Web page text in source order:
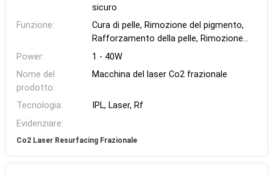
sicuro
Funzione:
Cura di pelle, Rimozione del pigmento,
Rafforzamento della pelle, Rimozione
della cicatrice
Power:
1 - 40W
Nome del
prodotto:
Macchina del laser Co2 frazionale
Tecnologia:
IPL, Laser, Rf
Evidenziare:
Co2 Laser Resurfacing Frazionale